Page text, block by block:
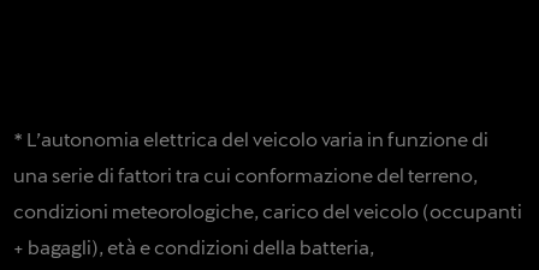
* L’autonomia elettrica del veicolo varia in funzione di
una serie di fattori tra cui conformazione del terreno,
condizioni meteorologiche, carico del veicolo (occupanti
+ bagagli), età e condizioni della batteria,